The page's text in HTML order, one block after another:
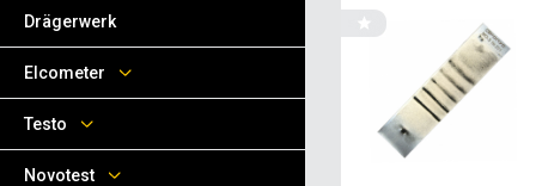
Drägerwerk
Elcometer
Testo
Novotest